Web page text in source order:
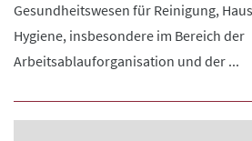
Gesundheitswesen für Reinigung,
Hygiene, insbesondere im Bereich der
Arbeitsablauforganisation und der ...